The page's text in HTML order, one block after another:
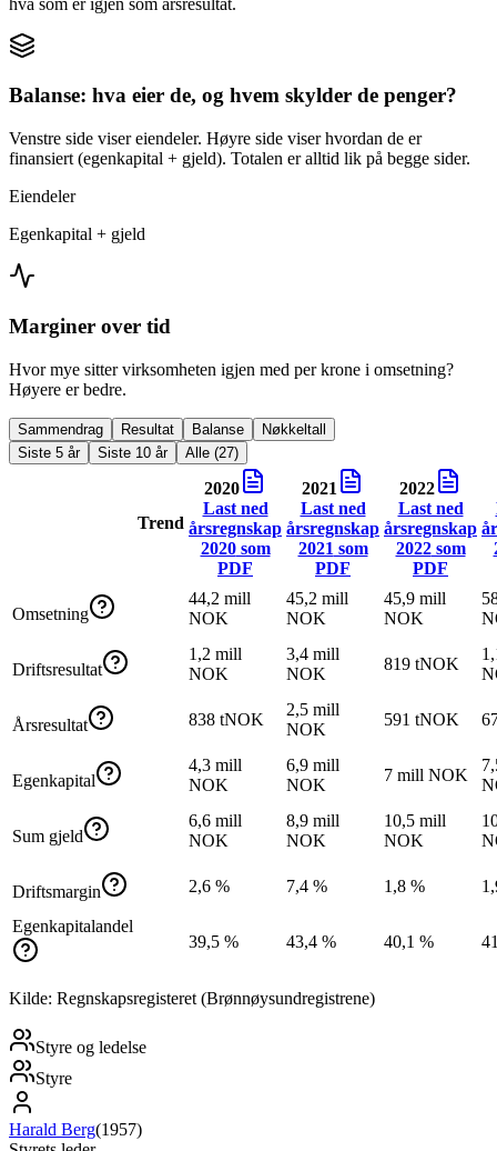
Balanse: hva eier de, og hvem skylder de penger?
Venstre side viser eiendeler. Høyre side viser hvordan de er
finansiert (egenkapital + gjeld). Totalen er alltid lik på begge sider.
Eiendeler
Egenkapital + gjeld
Marginer over tid
Hvor mye sitter virksomheten igjen med per krone i omsetning?
Høyere er bedre.
Sammendrag Resultat Balanse
Nøkkeltall
Siste 5 år
Siste 10 år Alle (27)
Trend
2020
Last ned
årsregnskap
2020som
PDF
2021
Last ned
årsregnskap
2021 som
PDF
2022
Last ned
årsregnskap
2022som
PDF
Omsetning
44,2 mill
NOK
45,2 mill
NOK
45,9 mill
NOK
Driftsresultat
1,2 mill
NOK
3,4 mill
NOK
819 tNOK
Årsresultat 838 tNOK
2,5 mill
NOK
591 tNOK
Egenkapital
4,3 mill
NOK
6,9 mill
NOK
7 mill NOK
Sum gjeld
6,6 mill
NOK
8,9 mill
NOK
10,5 mill
NOK
Driftsmargin 2,6 % 7,4 % 1,8 %
Egenkapitalandel
39,5 %
43,4 % 40,1 %
Kilde: Regnskapsregisteret (Brønnøysundregistrene)
Styre og ledelse
Styre
Harald Berg(1957)